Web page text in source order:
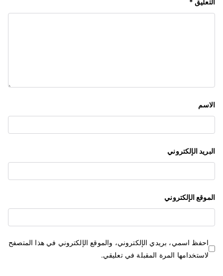
ق
ت
الاسم
البريد الإلكتروني
الموقع الإلكتروني
احفظ اسمي، بريدي الإلكتروني، والموقع الإلكتروني في هذا المتصفح
لاستخدامها المرة المقبلة في تعليقي.